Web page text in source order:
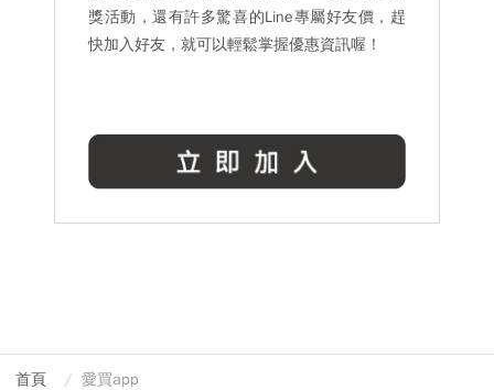
獎活動，還有許多驚喜的Line專屬好友價，趕
快加入好友，就可以輕鬆掌握優惠資訊喔！
首頁 愛買app